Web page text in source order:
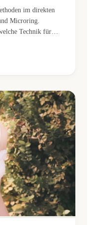
im direkten
Microring.
Technik für